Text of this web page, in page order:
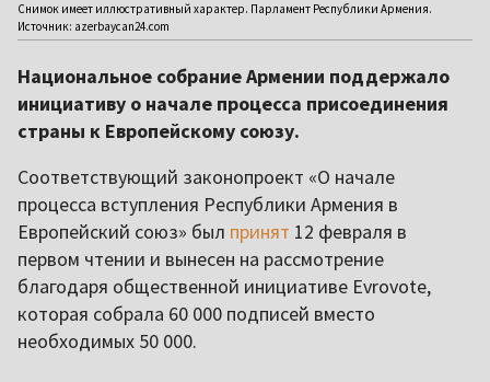
Снимок имеет иллюстративный характер. Парламент Республики Армения.
Источник: azerbaycan24.com
Национальное собрание Армении поддержало
инициативу о начале процесса присоединения
страны к Европейскому союзу.
Соответствующий законопроект «О начале
процесса вступления Республики Армения в
Европейский союз» был принят 12 февраля в
первом чтении и вынесен на рассмотрение
благодаря общественной инициативе Evrovote,
которая собрала 60 000 подписей вместо
необходимых 50 000.